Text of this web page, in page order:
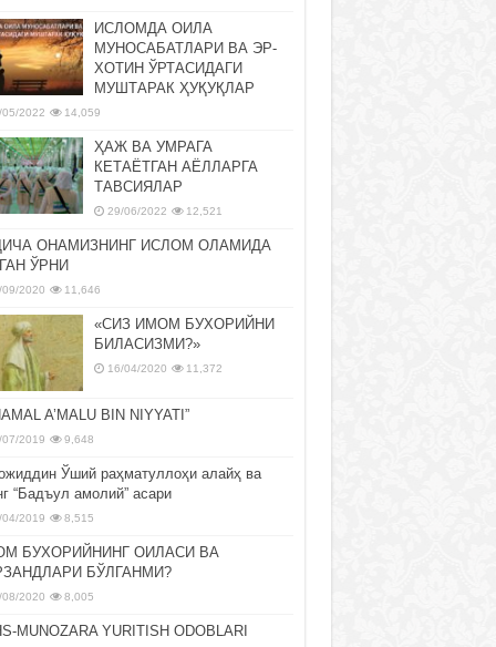
ИСЛОМДА ОИЛА
МУНОСАБАТЛАРИ ВА ЭР-
ХОТИН ЎРТАСИДАГИ
МУШТАРАК ҲУҚУҚЛАР
2022 14,059
ҲАЖ ВА УМРАГА
КЕТАЁТГАН АЁЛЛАРГА
ТАВСИЯЛАР
29/06/2022 12,521
ОНАМИЗНИНГ ИСЛОМ ОЛАМИДА
ЎРНИ
2020 11,646
«СИЗ ИМОМ БУХОРИЙНИ
БИЛАСИЗМИ?»
16/04/2020 11,372
A’MALU BIN NIYYATI”
2019 9,648
Ўший раҳматуллоҳи алайҳ ва
“Бадъул амолий” асари
2019 8,515
БУХОРИЙНИНГ ОИЛАСИ ВА
БЎЛГАНМИ?
2020 8,005
MUNOZARA YURITISH ODOBLARI